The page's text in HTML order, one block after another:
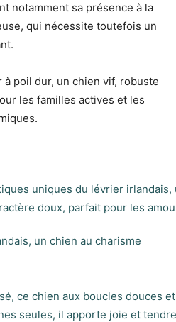
notamment sa présence à la
qui nécessite toutefois un
un chien au charisme